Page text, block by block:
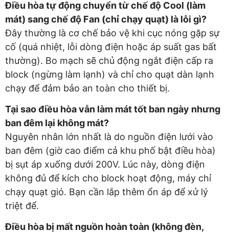
Điều hòa tự động chuyển từ chế độ Cool (làm
mát) sang chế độ Fan (chỉ chạy quạt) là lỗi gì?
Đây thường là cơ chế bảo vệ khi cục nóng gặp sự
cố (quá nhiệt, lỗi dòng điện hoặc áp suất gas bất
thường). Bo mạch sẽ chủ động ngắt điện cấp ra
block (ngừng làm lạnh) và chỉ cho quạt dàn lạnh
chạy để đảm bảo an toàn cho thiết bị.
Tại sao điều hòa vẫn làm mát tốt ban ngày nhưng
ban đêm lại không mát?
Nguyên nhân lớn nhất là do nguồn điện lưới vào
ban đêm (giờ cao điểm cả khu phố bật điều hòa)
bị sụt áp xuống dưới 200V. Lúc này, dòng điện
không đủ để kích cho block hoạt động, máy chỉ
chạy quạt gió. Bạn cần lắp thêm ổn áp để xử lý
triệt để.
Điều hòa bị mất nguồn hoàn toàn (không đèn,